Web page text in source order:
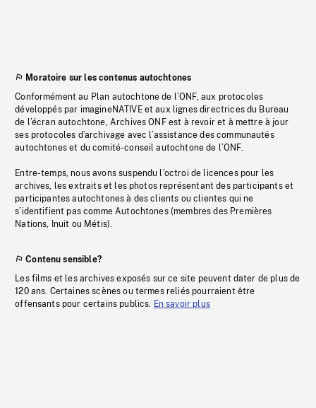
Moratoire sur les contenus autochtones
Conformément au Plan autochtone de l’ONF, aux protocoles
développés par imagineNATIVE et aux lignes directrices du Bureau
de l’écran autochtone, Archives ONF est à revoir et à mettre à jour
ses protocoles d’archivage avec l’assistance des communautés
autochtones et du comité-conseil autochtone de l’ONF.
Entre-temps, nous avons suspendu l’octroi de licences pour les
archives, les extraits et les photos représentant des participants et
participantes autochtones à des clients ou clientes qui ne
s’identifient pas comme Autochtones (membres des Premières
Nations, Inuit ou Métis).
Contenu sensible?
Les films et les archives exposés sur ce site peuvent dater de plus de
120 ans. Certaines scènes ou termes reliés pourraient être
offensants pour certains publics. En savoir plus